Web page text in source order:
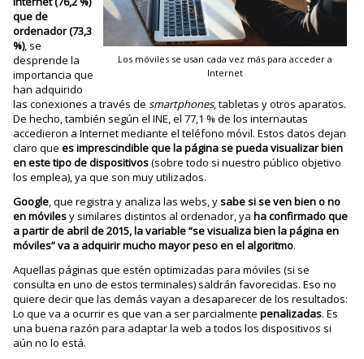
Los móviles se usan cada vez más para acceder a
Internet
que de
ordenador (73,3
%), se
desprende la
importancia que
han adquirido
las conexiones a través desmartphones, tabletas y otros aparatos.
De hecho, también según el INE, el 77,1 % de los internautas
accedieron a Internet mediante el teléfono móvil. Estos datos dejan
claro quees imprescindible que la página se pueda visualizar bien
en este tipo de dispositivos(sobre todo si nuestro público objetivo
los emplea), ya que son muy utilizados.
Google, que registra y analiza las webs, ysabe si se ven bien o no
en móvilesy similares distintos al ordenador, ya ha confirmado que
a partir de abril de 2015, la variable “se visualiza bien la página en
móviles” va a adquirir mucho mayor peso en el algoritmo.
Aquellas páginas que estén optimizadas para móviles (si se
consulta en uno de estos terminales) saldrán favorecidas. Eso no
quiere decir que las demás vayan a desaparecer de los resultados:
Lo que va a ocurrir es que van a ser parcialmentepenalizadas. Es
una buena razón para adaptar la web a todos los dispositivos si
aún no lo está.